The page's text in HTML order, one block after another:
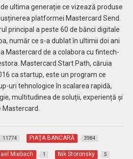
ultima generație ce vizează produse
platformei Mastercard Send.
principal a peste 60 de bănci digitale
număr ce s-a dublat în ultimii doi ani
Mastercard de a colabora cu fintech-
Mastercard Start Path, căruia
ca startup, este un program ce
uri tehnologice în scalarea rapidă,
multitudinea de soluții, experiență și
11774 PIAŢA BANCARĂ 3984
Miebach 1 Nik Storonsky 5